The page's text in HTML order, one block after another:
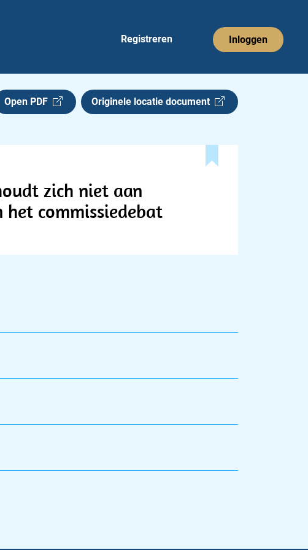
Registreren Inloggen
Open PDF Originele locatie document
zich niet aan
het commissiedebat